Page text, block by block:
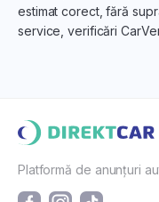
estimat corect, fără
service, verificări
Platformă de anunțuri